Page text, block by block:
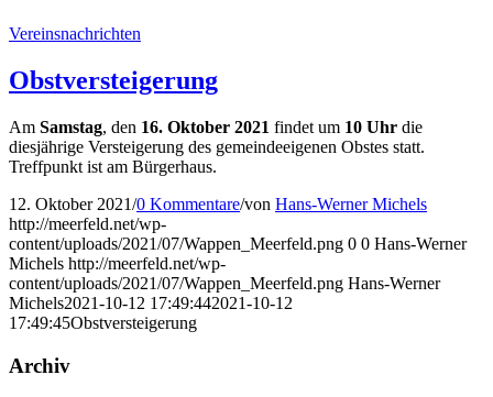
Vereinsnachrichten
Obstversteigerung
Am Samstag, den 16. Oktober 2021 findet um 10 Uhr die
diesjährige Versteigerung des gemeindeeigenen Obstes statt.
Treffpunkt ist am Bürgerhaus.
12. Oktober 2021/0 Kommentare/von Hans-Werner Michels
http://meerfeld.net/wp-
content/uploads/2021/07/Wappen_Meerfeld.png 0 0 Hans-Werner
Michels http://meerfeld.net/wp-
content/uploads/2021/07/Wappen_Meerfeld.png Hans-Werner
Michels2021-10-12 17:49:442021-10-12
17:49:45Obstversteigerung
Archiv